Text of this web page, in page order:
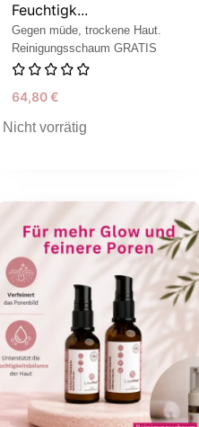
Feuchtigk...
Gegen müde, trockene Haut.
Reinigungsschaum GRATIS
64,80€
Nicht vorrätig